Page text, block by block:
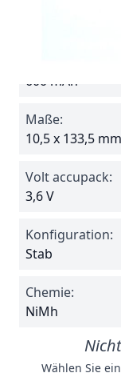
600 mAh
Maße:
10,5 x 133,5 mm
Volt accupack:
3,6 V
Konfiguration:
Stab
Chemie:
NiMh
Wählen Sie